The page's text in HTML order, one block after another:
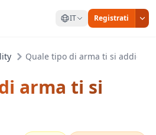
IT Registrati
Quale tipo di arma ti si addice?
arma ti si